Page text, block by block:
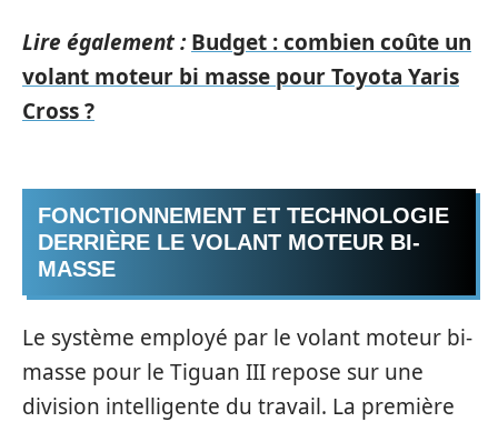
Lire également : Budget : combien coûte un
volant moteur bi masse pour Toyota Yaris
Cross ?
FONCTIONNEMENT ET TECHNOLOGIE
DERRIÈRE LE VOLANT MOTEUR BI-
MASSE
Le système employé par le volant moteur bi-
masse pour le Tiguan III repose sur une
division intelligente du travail. La première